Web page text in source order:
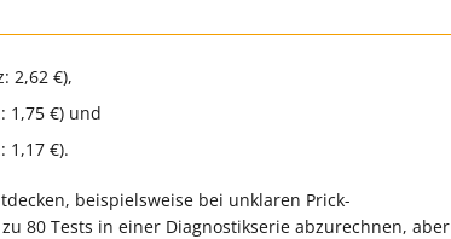
2,62 €),
1,75 €) und
1,17 €).
beispielsweise bei unklaren Prick-
80 Tests in einer Diagnostikserie abzurechnen, aber